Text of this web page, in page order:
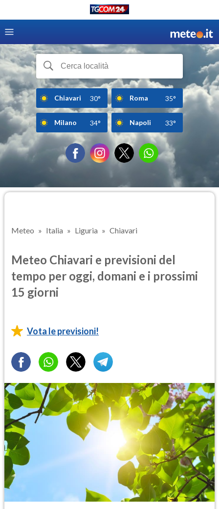
Chiavari 30° Roma 35°
Milano 34° Napoli 33°
Meteo Italia Liguria Chiavari
Meteo Chiavari e previsioni del
tempo per oggi, domani e i prossimi
15 giorni
Vota le previsioni!